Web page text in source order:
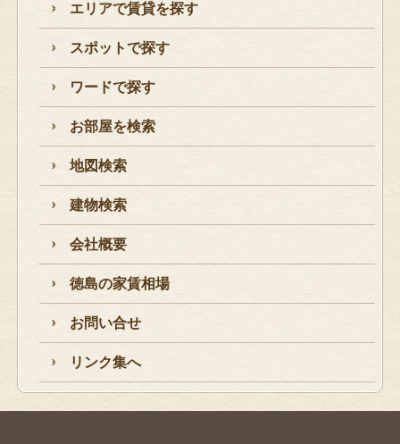
エリアで賃貸を探す
スポットで探す
ワードで探す
お部屋を検索
地図検索
建物検索
会社概要
徳島の家賃相場
お問い合せ
リンク集へ